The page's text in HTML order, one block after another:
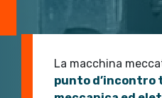
La macchina
punto d’incontro